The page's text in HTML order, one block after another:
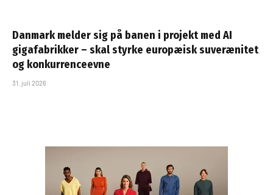
Danmark melder sig på banen i projekt med AI
gigafabrikker – skal styrke europæisk suverænitet
og konkurrenceevne
31. juli 2026